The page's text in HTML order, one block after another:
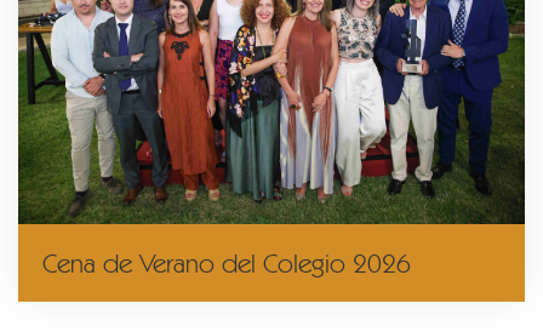
Cena de Verano del Colegio 2026